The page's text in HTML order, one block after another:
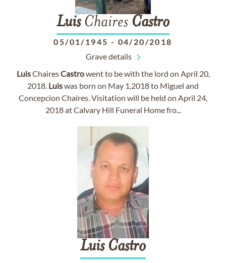
LuisChaires Castro
05/01/1945 - 04/20/2018
Grave details
LuisChairesCastrowent to be with the lord on April 20,
2018. Luiswas born on May 1,2018 to Miguel and
Concepcion Chaires. Visitation will be held on April 24,
2018 at Calvary Hill Funeral Home fro...
Luis Castro